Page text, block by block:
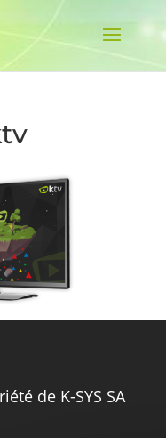
de K-SYS SA